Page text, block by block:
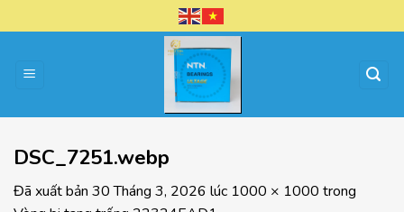
đến
dung
DSC_7251.webp
Đã xuất bản 30 Tháng 3, 2026 lúc 1000 × 1000 trong